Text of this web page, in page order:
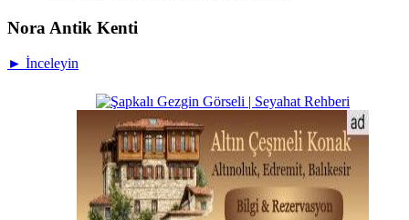
Nora Antik Kenti
► İnceleyin